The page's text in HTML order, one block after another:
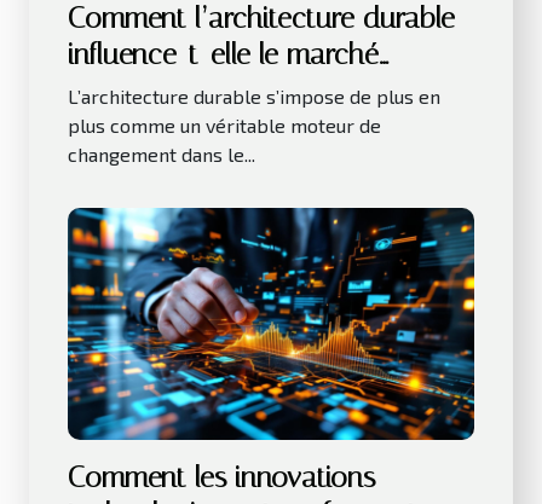
Comment l’architecture durable
influence-t-elle le marché
immobilier ?
L’architecture durable s’impose de plus en
plus comme un véritable moteur de
changement dans le...
Comment les innovations